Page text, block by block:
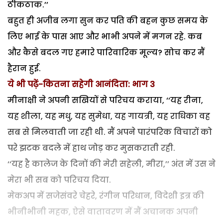
ठीकठाक.’’
बहुत ही अजीब लगा सुन कर पति की बहन कुछ समय के
लिए भाई के पास आए और भाभी अपने में मगन रहे. कब
और कैसे बदल गए हमारे पारिवारिक मूल्य? सोच कर मैं
हैरान हुई.
ये भी पढ़ें-कितना सहेगी आनंदिता: भाग 3
मीनाक्षी ने अपनी सखियों से परिचय कराया, ‘‘यह रीना,
यह शीला, यह मधु, यह सुमेधा, यह गायत्री, यह राधिका वह
सब से मिलवाती जा रही थी. मैं अपने पारंपरिक विचारों को
परे झटक बदले में हाथ जोड़ कर मुसकराती रही.
‘‘यह है कालेज के दिनों की मेरी सहेली, मीरा,’’ अंत में उस ने
मेरा भी सब को परिचय दिया.
मेकअप में सजेसंवरे चेहरे, रंगीन परिधान, विदेशी इत्र की
भीनीभीनी महक, ऐसे वातावरण में मैं अचानक अपनी